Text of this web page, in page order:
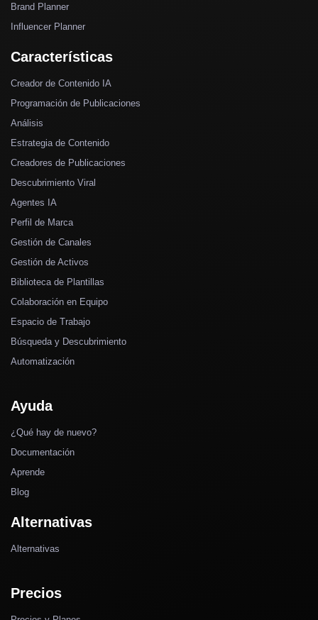
Brand Planner
Influencer Planner
Características
Creador de Contenido IA
Programación de Publicaciones
Análisis
Estrategia de Contenido
Creadores de Publicaciones
Descubrimiento Viral
Agentes IA
Perfil de Marca
Gestión de Canales
Gestión de Activos
Biblioteca de Plantillas
Colaboración en Equipo
Espacio de Trabajo
Búsqueda y Descubrimiento
Automatización
Ayuda
¿Qué hay de nuevo?
Documentación
Aprende
Blog
Alternativas
Alternativas
Precios